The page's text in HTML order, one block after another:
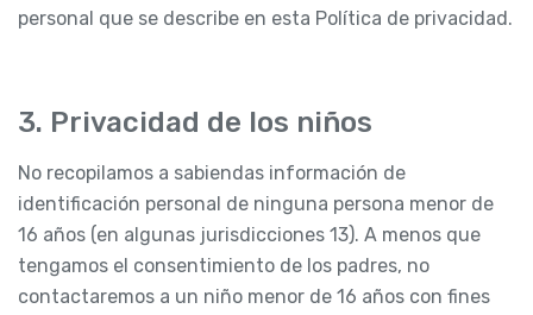
personal que se describe en esta Política de privacidad.
3. Privacidad de los niños
No recopilamos a sabiendas información de
identificación personal de ninguna persona menor de
16 años (en algunas jurisdicciones 13). A menos que
tengamos el consentimiento de los padres, no
contactaremos a un niño menor de 16 años con fines